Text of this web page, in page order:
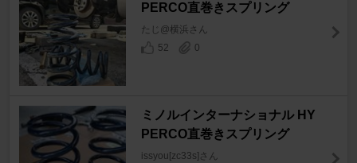
PERCO直巻きスプリング
たじ@横浜さん
52
0
ミノルインターナショナル HY
PERCO直巻きスプリング
issyou[zc33s]さん